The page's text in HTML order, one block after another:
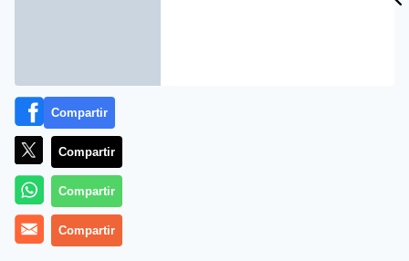
Bomberos del Consorcio Provincial de Alicante han
Compartir
Compartir
Compartir
Compartir